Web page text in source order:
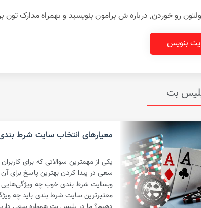
برای ما ارسال کنین
بنویس
بت
معیارهای انتخاب سایت شرط
یکی از مهمترین سوالاتی که برای
سعی در پیدا کردن بهترین پاسخ برای
وبسایت شرط بندی خوب چه ویژگی‌هایی
معتبرترین سایت شرط بندی باید چه